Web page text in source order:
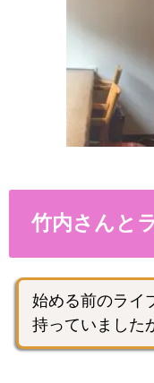
竹内さんと
始める前のライ
持っていました